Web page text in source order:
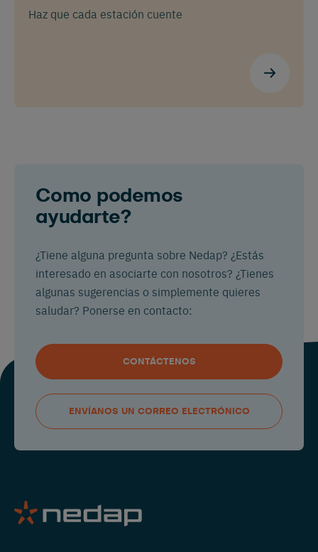
Haz que cada estación cuente
Como podemos
ayudarte?
¿Tiene alguna pregunta sobre Nedap? ¿Estás
interesado en asociarte con nosotros? ¿Tienes
algunas sugerencias o simplemente quieres
saludar? Ponerse en contacto:
CONTÁCTENOS
ENVÍANOS UN CORREO ELECTRÓNICO